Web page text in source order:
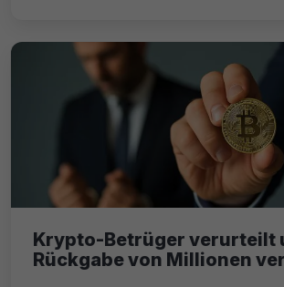
Krypto-Betrüger verurteilt
Rückgabe von Millionen